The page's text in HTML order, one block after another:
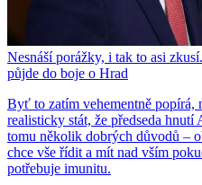
Nesnáší porážky, i tak to asi
půjde do boje o Hrad
Byť to zatím vehementně popírá,
realisticky stát, že předseda
tomu několik dobrých důvodů –
chce vše řídit a mít nad vším
potřebuje imunitu.